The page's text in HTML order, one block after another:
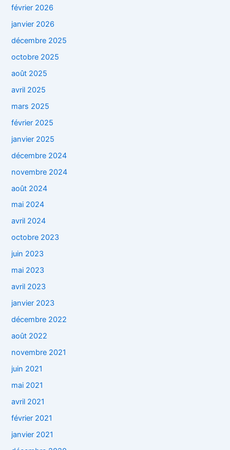
février 2026
janvier 2026
décembre 2025
octobre 2025
août 2025
avril 2025
mars 2025
février 2025
janvier 2025
décembre 2024
novembre 2024
août 2024
mai 2024
avril 2024
octobre 2023
juin 2023
mai 2023
avril 2023
janvier 2023
décembre 2022
août 2022
novembre 2021
juin 2021
mai 2021
avril 2021
février 2021
janvier 2021